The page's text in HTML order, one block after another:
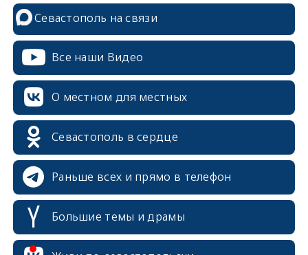
Севастополь на связи
Все наши Видео
О местном для местных
Севастополь в сердце
Раньше всех и прямо в телефон
Большие темы и драмы